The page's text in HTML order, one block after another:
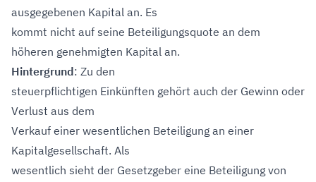
ausgegebenen Kapital an. Es
kommt nicht auf seine Beteiligungsquote an dem
höheren genehmigten Kapital an.
Hintergrund: Zu den
steuerpflichtigen Einkünften gehört auch der Gewinn oder
Verlust aus dem
Verkauf einer wesentlichen Beteiligung an einer
Kapitalgesellschaft. Als
wesentlich sieht der Gesetzgeber eine Beteiligung von